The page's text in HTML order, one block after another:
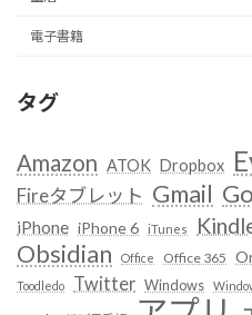
電子書籍
タグ
Amazon ATOK Dropbox
Fireタブレット Gmail
iPhone iPhone 6 iTunes
Obsidian Office Office 365
Toodledo Twitter Windows